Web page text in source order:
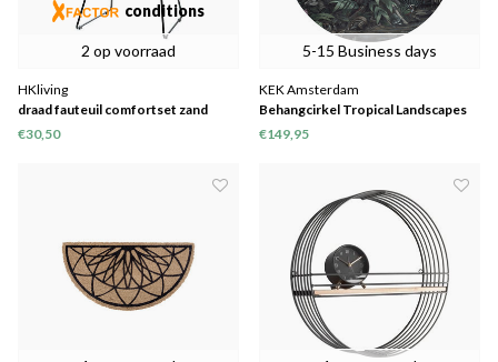
2 op voorraad
conditions
HKliving
draad fauteuil comfortset zand
€30,50
5-15 Business days
KEK Amsterdam
Behangcirkel Tropical Landscapes
€149,95